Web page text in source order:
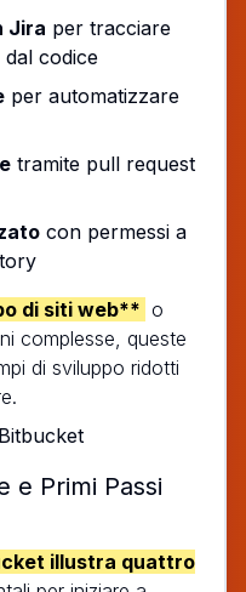
Jira per tracciare
dal codice
per automatizzare
tramite pull request
con permessi a
di siti web** o
complesse, queste
di sviluppo ridotti
e Primi Passi
illustra quattro